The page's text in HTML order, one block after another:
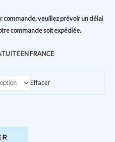
commande, veuillez prévoir un délai
commande soit expédiée.
EN FRANCE
Effacer